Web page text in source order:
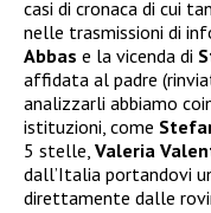
casi di cronaca di cui
nelle trasmissioni di
Abbas e la vicenda di
affidata al padre
analizzarli abbiamo
istituzioni, come
5 stelle, Valeria
dall’Italia portandovi
direttamente dalle